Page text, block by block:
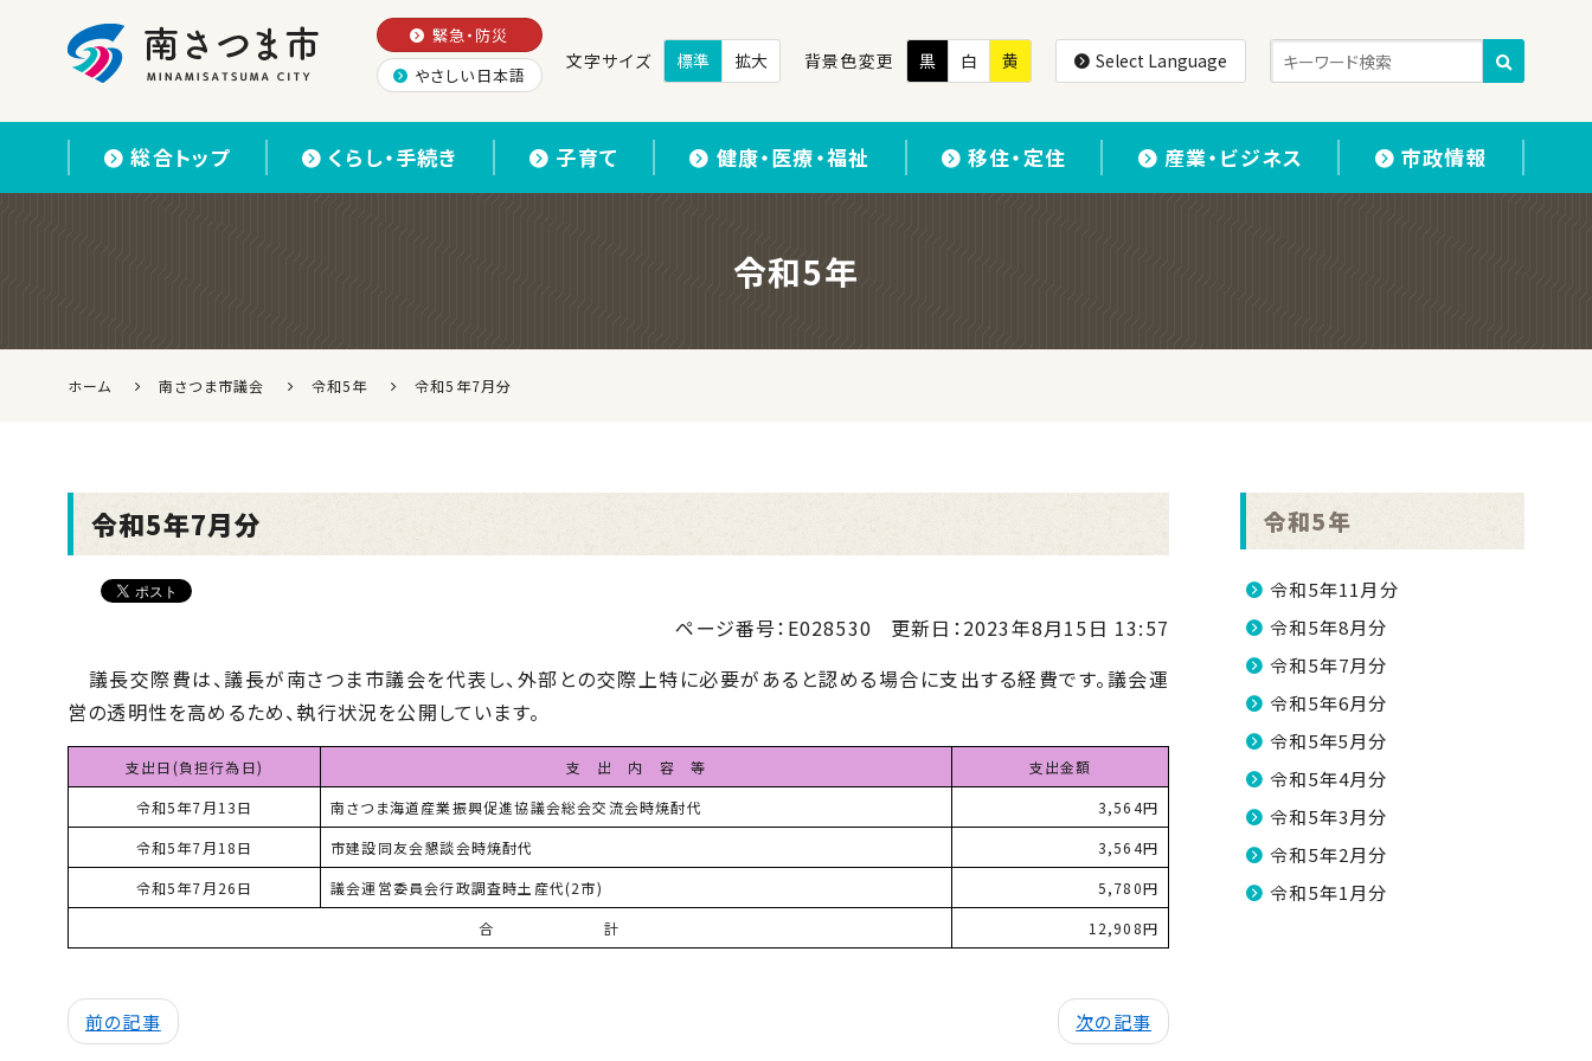
緊急・防災
やさしい日本語
文字サイズ 標準 拡大 背景色変更 黒 白 黄 Select Language
総合トップ くらし・手続き 子育て 健康・医療・福祉 移住・定住 産業・ビジネス 市政情報
令和5年
ホーム 南さつま市議会 令和5年 令和5年7月分
令和5年7月分
ページ番号：E028530 更新日：2023年8月15日 13:57
議長交際費は、議長が南さつま市議会を代表し、外部との交際上特に必要があると認める場合に支出する経費です。議会運
営の透明性を高めるため、執行状況を公開しています。
支出日(負担行為日) 支 出 内 容 等
支出金額
令和5年7月13日
南さつま海道産業振興促進協議会総会交流会時焼酎代
3,564円
令和5年7月18日
市建設同友会懇談会時焼酎代
3,564円
令和5年7月26日
議会運営委員会行政調査時土産代(2市)
5,780円
合 計
12,908円
前の記事 次の記事
令和5年
令和5年11月分
令和5年8月分
令和5年7月分
令和5年6月分
令和5年5月分
令和5年4月分
令和5年3月分
令和5年2月分
令和5年1月分